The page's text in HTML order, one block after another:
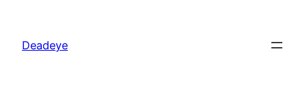
Deadeye